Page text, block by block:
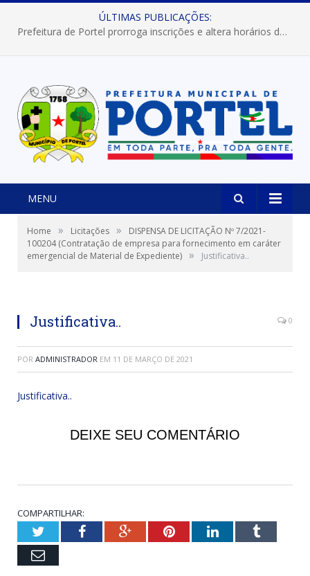
ÚLTIMAS PUBLICAÇÕES:
Prefeitura de Portel prorroga inscrições e altera horários dos concursos “Musa” e “Miss Mix Verão 2026”
MENU
Home » Licitações »
DISPENSA DE LICITAÇÃO Nº 7/2021-
100204 (Contratação de empresa para fornecimento em caráter
emergencial de Material de Expediente) » Justificativa..
Justificativa.. 0
POR ADMINISTRADOR EM 11 DE MARÇO DE 2021
Justificativa..
DEIXE SEU COMENTÁRIO
COMPARTILHAR:
TwitterFacebookGoogle+PinterestLinkedInTumblr
Email